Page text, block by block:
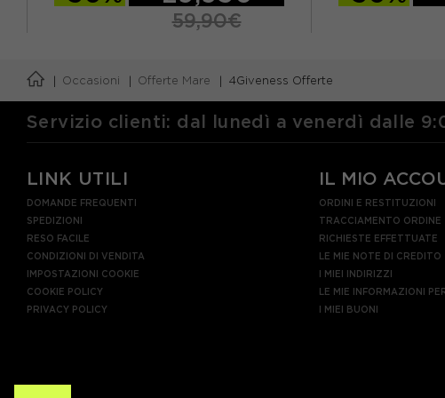
59,90€
Occasioni Offerte Mare 4Giveness Offerte
Servizio clienti: dal lunedì a venerdì dalle
LINK UTILI
DOMANDE FREQUENTI
SPEDIZIONI
RESO FACILE
CONDIZIONI DI VENDITA
IMPOSTAZIONI COOKIE
COOKIE POLICY
PRIVACY POLICY
IL MIO
ORDINI E RESTITUZIONI
TRACCIAMENTO ORDINE
RICHIESTE EFFETTUATE
LE MIE NOTE DI CREDITO
I MIEI INDIRIZZI
LE MIE INFORMAZIONI
I MIEI BUONI